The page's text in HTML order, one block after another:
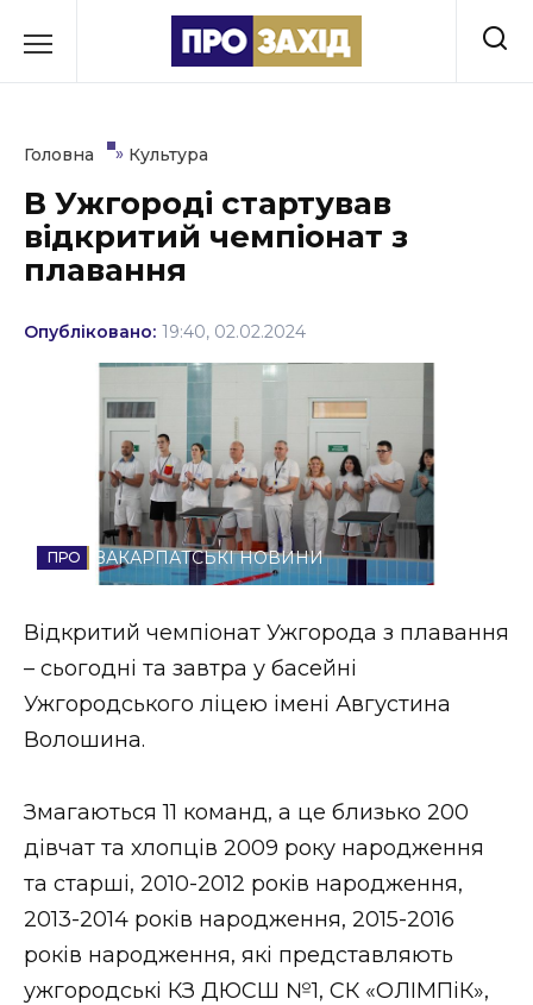
до
Культура
Освіта
Події
Політика
Соціум
Спорт
Стиль життя
Втрачений Ужгород (відеоверсія)
НОВИНИ ЗАХІДНОЇ УКРАЇНИ
ФОТО
Головна » Культура
В Ужгороді стартував
відкритий чемпіонат з
плавання
Опубліковано: 19:40, 02.02.2024
ЗАКАРПАТСЬКІ НОВИНИ
Відкритий чемпіонат Ужгорода з плавання
– сьогодні та завтра у басейні
Ужгородського ліцею імені Августина
Волошина.
Змагаються 11 команд, а це близько 200
дівчат та хлопців 2009 року народження
та старші, 2010-2012 років народження,
2013-2014 років народження, 2015-2016
років народження, які представляють
ужгородські КЗ ДЮСШ №1, СК «ОЛІМПіК»,